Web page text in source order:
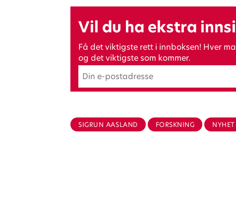
Vil du ha ekstra
Få det viktigste rett i innboksen! Hver
og det viktigste som kommer.
SIGRUN AASLAND FORSKNING NYHET